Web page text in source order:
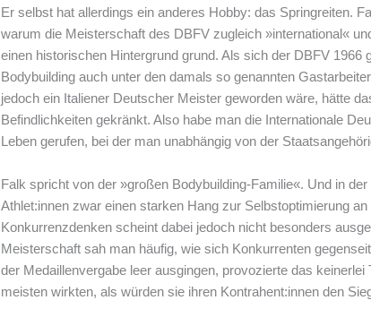
Er selbst hat allerdings ein anderes Hobby: das Springreiten.
warum die Meisterschaft des DBFV zugleich »international«
einen historischen Hintergrund grund. Als sich der DBFV 1966
Bodybuilding auch unter den damals so genannten
jedoch ein Italiener Deutscher Meister geworden wäre, hätte
Befindlichkeiten gekränkt. Also habe man die Internationale
Leben gerufen, bei der man unabhängig von der
Falk spricht von der »großen Bodybuilding-Familie«. Und in der
Athlet:innen zwar einen starken Hang zur Selbstoptimierung an
Konkurrenzdenken scheint dabei jedoch nicht besonders
Meisterschaft sah man häufig, wie sich Konkurrenten
der Medaillenvergabe leer ausgingen, provozierte das keinerlei
meisten wirkten, als würden sie ihren Kontrahent:innen den